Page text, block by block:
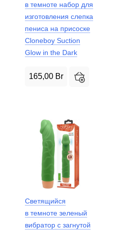
в темноте набор для
изготовления слепка
пениса на присоске
Cloneboy Suction
Glow in the Dark
165,00 Br
Светящийся
в темноте зеленый
вибратор с загнутой